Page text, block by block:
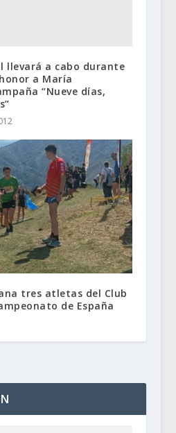
llevará a cabo durante
a María
“Nueve días,
tres atletas del Club
de España